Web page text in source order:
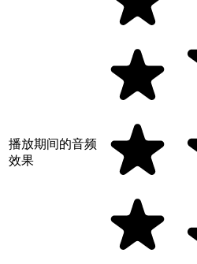
播放期间的音频
效果